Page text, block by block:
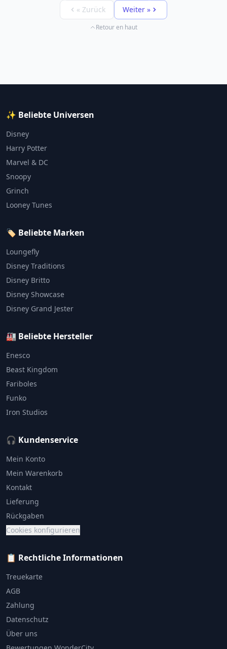
« Zurück
Weiter »
Retour en haut
✨ Beliebte Universen
Disney
Harry Potter
Marvel & DC
Snoopy
Grinch
Looney Tunes
🏷️ Beliebte Marken
Loungefly
Disney Traditions
Disney Britto
Disney Showcase
Disney Grand Jester
🏭 Beliebte Hersteller
Enesco
Beast Kingdom
Fariboles
Funko
Iron Studios
🎧 Kundenservice
Mein Konto
Mein Warenkorb
Kontakt
Lieferung
Rückgaben
Cookies konfigurieren
📋 Rechtliche Informationen
Treuekarte
AGB
Zahlung
Datenschutz
Über uns